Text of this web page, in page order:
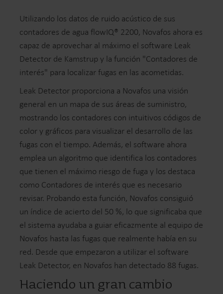
Utilizando los datos de ruido acústico de sus
contadores de agua flowIQ® 2200, Novafos ahora es
capaz de aprovechar al máximo el software Leak
Detector de Kamstrup y la función "Contadores de
interés" para localizar fugas en las acometidas.
Leak Detector proporciona a Novafos una visión
general en un mapa de sus áreas de suministro,
mostrando los contadores con intuitivos códigos de
color y gráficos para visualizar el desarrollo de las
fugas con el tiempo. Además, el software ahora
emplea un algoritmo que identifica los contadores
que tienen el máximo riesgo de fuga y los destaca
como Contadores de interés que es necesario
revisar. Probando esta función, Novafos consiguió
un índice de acierto del 50 %, lo que significaba que
el sistema ayudaba a guiar eficazmente al equipo de
Novafos hasta las fugas que realmente había en su
red. Desde que empezaron a utilizar el software
Leak Detector, en Novafos han detectado 88 fugas.
Haciendo un gran cambio